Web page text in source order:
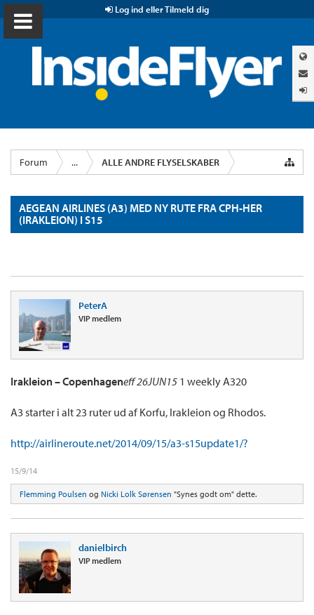
Log ind eller Tilmeld dig
Forum ... ALLE ANDRE FLYSELSKABER
AEGEAN AIRLINES (A3) MED NY RUTE FRA CPH-HER
(IRAKLEION) I S15
PeterA
VIP medlem
Irakleion – Copenhageneff 26JUN15 1 weekly A320
A3 starter i alt 23 ruter ud af Korfu, Irakleion og Rhodos.
http://airlineroute.net/2014/09/15/a3-s15update1/?
15/9/14
Flemming Poulsen og Nicki Lolk Sørensen "Synes godt om" dette.
danielbirch
VIP medlem